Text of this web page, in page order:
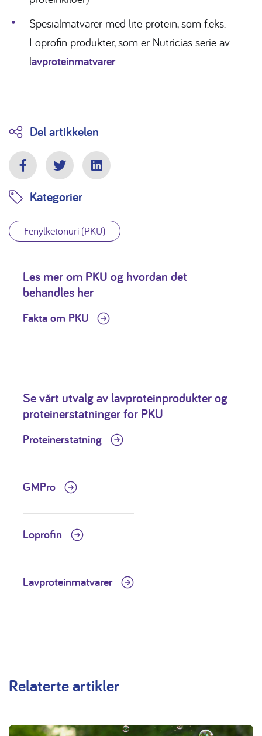
Spesialmatvarer med lite protein, som f.eks.
Loprofin produkter, som er Nutricias serie av
lavproteinmatvarer.
Del artikkelen
FacebookTwitter LinkedIn
Kategorier
Fenylketonuri (PKU)
Les mer om PKU og hvordan det
behandles her
Fakta om PKU
Se vårt utvalg av lavproteinprodukter og
proteinerstatninger for PKU
Proteinerstatning
GMPro
Loprofin
Lavproteinmatvarer
Relaterte artikler